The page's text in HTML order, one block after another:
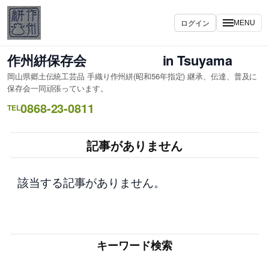
内
容
を
ス
キ
ッ
プ
ログイン MENU
作州絣保存会 in Tsuyama
岡山県郷土伝統工芸品 手織り作州絣(昭和56年指定) 継承、伝達、普及に
保存会一同頑張っています。
TEL0868-23-0811
記事がありません
該当する記事がありません。
キーワード検索